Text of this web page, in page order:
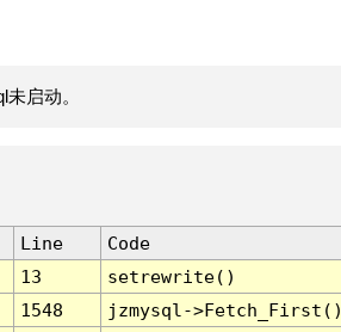
启动。
Line
Code
13
setrewrite()
1548
jzmysql-